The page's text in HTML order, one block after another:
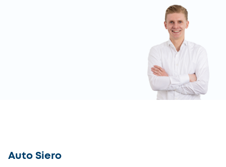
Auto Siero